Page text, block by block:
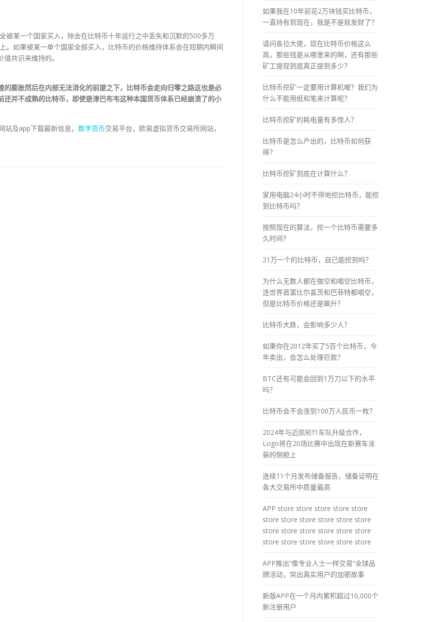
被某一个国家买入，除去在比特币十年运行之中丢失和沉默的500多万
。如果被某一单个国家全部买入，比特币的价格维持体系会在短期内瞬间
共识来维持的。
膨胀然后在内部无法消化的前提之下，比特币会走向归零之路这也是必
并不成熟的比特币，即使是津巴布韦这种本国货币体系已经崩溃了的小
及app下载最新信息， 数字货币交易平台，欧易虚拟货币交易所网站，
如果我在10年前花2万块钱买比特币，
一直持有到现在，我是不是就发财了？
请问各位大佬，现在比特币价格这么
高，那些钱是从哪里来的啊，还有那些
矿工提现到底真正提到多少？
比特币挖矿一定要用计算机嚒？我们为
什么不能用纸和笔来计算呢？
比特币挖矿的耗电量有多惊人？
比特币是怎么产出的，比特币如何获
得？
比特币挖矿到底在计算什么？
家用电脑24小时不停地挖比特币，能挖
到比特币吗？
按照现在的算法，挖一个比特币需要多
久时间？
21万一个的比特币，自己能挖到吗？
为什么无数人都在做空和唱空比特币，
连世界首富比尔盖茨和巴菲特都唱空，
但是比特币价格还是飙升？
比特币大跌，会影响多少人？
如果你在2012年买了5百个比特币，今
年卖出，会怎么处理巨款？
BTC还有可能会回到1万刀以下的水平
吗？
比特币会不会涨到100万人民币一枚？
2024年与迈凯轮f1车队升级合作，
Logo将在20场比赛中出现在新赛车涂
装的侧舱上
连续11个月发布储备报告，储备证明在
各大交易所中质量最高
APP store store store store store
store store store store store store
store store store store store store
store store store store store store
APP推出“像专业人士一样交易”全球品
牌活动，突出真实用户的加密故事
新版APP在一个月内累积超过10,000个
新注册用户